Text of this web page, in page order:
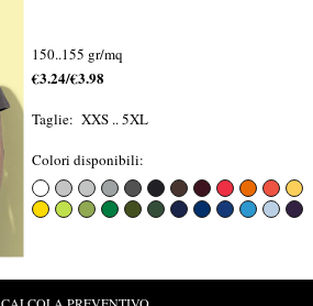
150..155 gr/mq
€3.24/€3.98
Taglie: XXS .. 5XL
Colori disponibili: